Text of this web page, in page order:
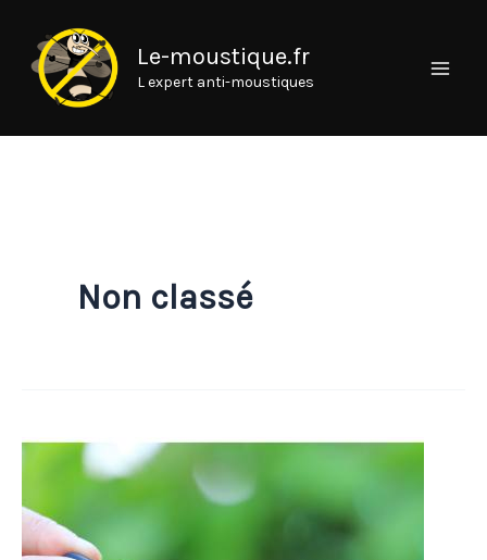
contenu
Le-moustique.fr
L expert anti-moustiques
Non classé
Quelles
les
solutions